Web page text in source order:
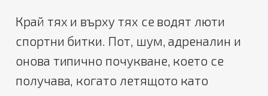
Край тях и върху тях се водят люти
спортни битки. Пот, шум, адреналин и
онова типично почукване, което се
получава, когато летящото като